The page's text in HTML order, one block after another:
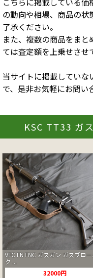
の動向や相場、商品の
了承ください。
また、複数の商品をま
ては査定額を上乗せさせ
当サイトに掲載していな
で、是非お気軽にお問い
KSC TT33 ガ
VFC FN FNC ガスガン ガスブロ
ク ...
32000円